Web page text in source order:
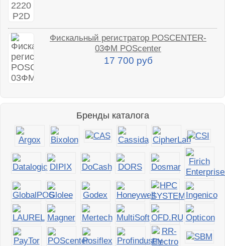
Фискальный регистратор POSCENTER-
03ФМ POScenter
17 700 руб
Бренды каталога